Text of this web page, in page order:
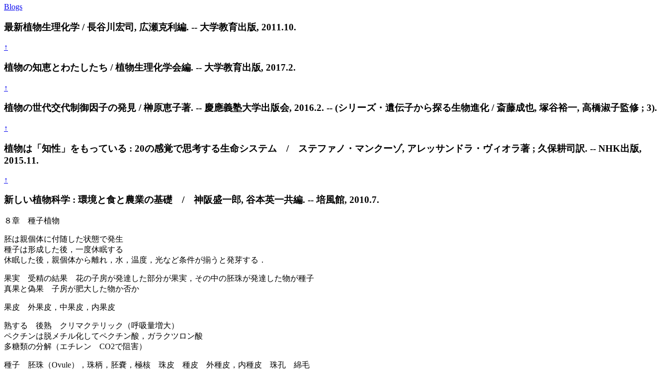
Blogs
最新植物生理化学 / 長谷川宏司, 広瀬克利編. -- 大学教育出版, 2011.10.
↑
植物の知恵とわたしたち / 植物生理化学会編. -- 大学教育出版, 2017.2.
↑
植物の世代交代制御因子の発見 / 榊原恵子著. -- 慶應義塾大学出版会, 2016.2. -- (シリーズ・遺伝子から探る生物進化 / 斎藤成也, 塚谷裕一, 高橋淑子監修 ; 3).
↑
植物は「知性」をもっている : 20の感覚で思考する生命システム / ステファノ・マンクーゾ, アレッサンドラ・ヴィオラ著 ; 久保耕司訳. -- NHK出版,
2015.11.
↑
新しい植物科学 : 環境と食と農業の基礎 / 神阪盛一郎, 谷本英一共編. -- 培風館, 2010.7.
８章 種子植物
胚は親個体に付随した状態で発生
種子は形成した後，一度休眠する
休眠した後，親個体から離れ，水，温度，光など条件が揃うと発芽する．
果実 受精の結果 花の子房が発達した部分が果実，その中の胚珠が発達した物が種子
真果と偽果 子房が肥大した物か否か
果皮 外果皮，中果皮，内果皮
熟する 後熟 クリマクテリック（呼吸量増大）
ペクチンは脱メチル化してペクチン酸，ガラクツロン酸
多糖類の分解（エチレン CO2で阻害）
種子 胚珠（Ovule），珠柄，胚嚢，極核 珠皮 種皮 外種皮，内種皮 珠孔 綿毛